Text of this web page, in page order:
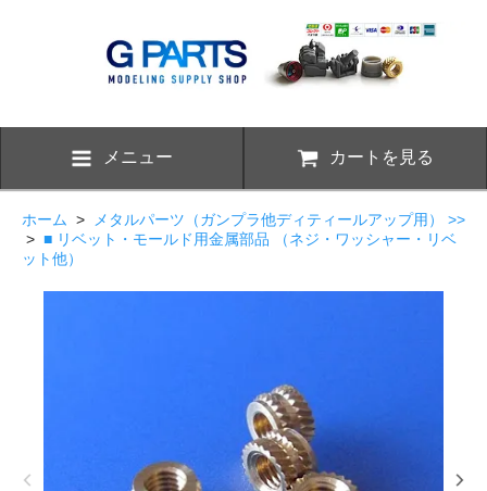
メニュー カートを見る
ホーム >
メタルパーツ（ガンプラ他ディティールアップ用） >>
> ■ リベット・モールド用金属部品 （ネジ・ワッシャー・リベ
ット他）